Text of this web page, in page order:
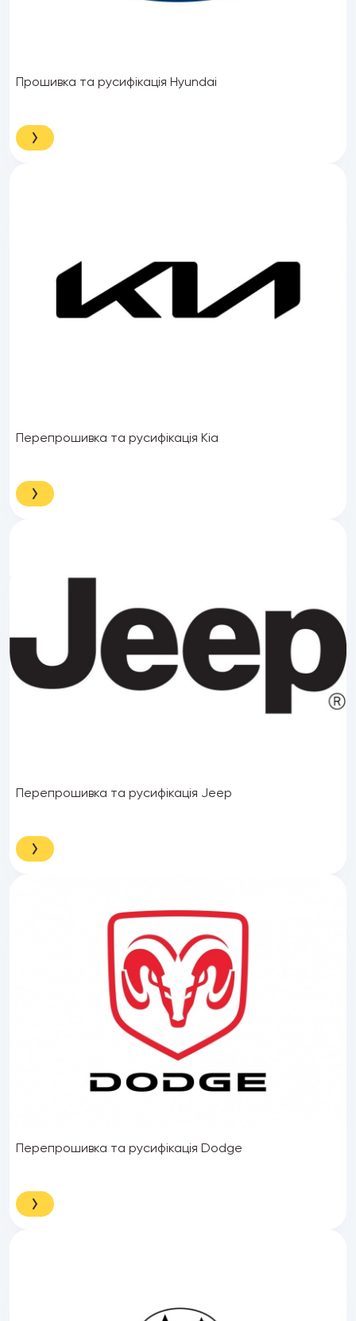
Прошивка та русифікація Hyundai
Перепрошивка та русифікація Kia
Перепрошивка та русифікація Jeep
Перепрошивка та русифікація Dodge